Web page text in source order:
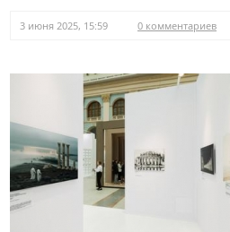
3 июня 2025, 15:59 0 комментариев